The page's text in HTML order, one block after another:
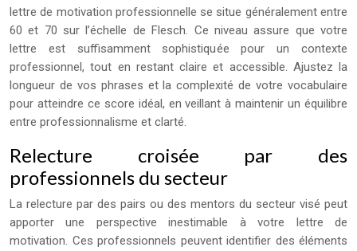
lettre de motivation professionnelle se situe généralement entre
60 et 70 sur l’échelle de Flesch. Ce niveau assure que votre
lettre est suffisamment sophistiquée pour un contexte
professionnel, tout en restant claire et accessible. Ajustez la
longueur de vos phrases et la complexité de votre vocabulaire
pour atteindre ce score idéal, en veillant à maintenir un équilibre
entre professionnalisme et clarté.
Relecture croisée par des
professionnels du secteur
La relecture par des pairs ou des mentors du secteur visé peut
apporter une perspective inestimable à votre lettre de
motivation. Ces professionnels peuvent identifier des éléments